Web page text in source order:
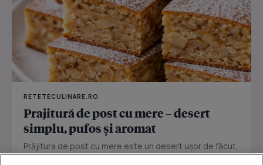
RETETECULINARE.RO
Prajitură de post cu mere – desert
simplu, pufos și aromat
Prăjitura de post cu mere este un desert ușor de făcut,
perfect pentru zilele în care vrei ceva dulce fără ouă